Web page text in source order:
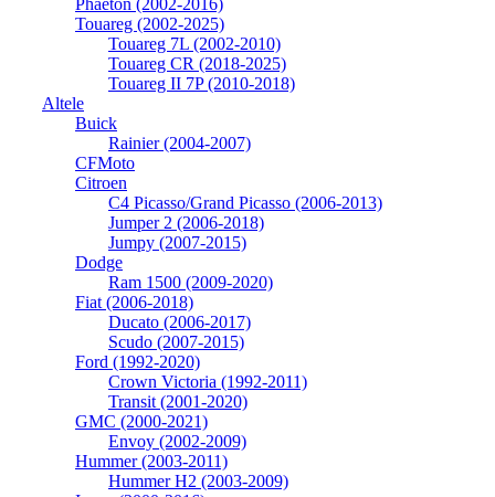
Touareg (2002-2025)
Touareg 7L (2002-2010)
Touareg CR (2018-2025)
Touareg II 7P (2010-2018)
Altele
Buick
Rainier (2004-2007)
CFMoto
Citroen
C4 Picasso/Grand Picasso (2006-2013)
Jumper 2 (2006-2018)
Jumpy (2007-2015)
Dodge
Ram 1500 (2009-2020)
Fiat (2006-2018)
Ducato (2006-2017)
Scudo (2007-2015)
Ford (1992-2020)
Crown Victoria (1992-2011)
Transit (2001-2020)
GMC (2000-2021)
Envoy (2002-2009)
Hummer (2003-2011)
Hummer H2 (2003-2009)